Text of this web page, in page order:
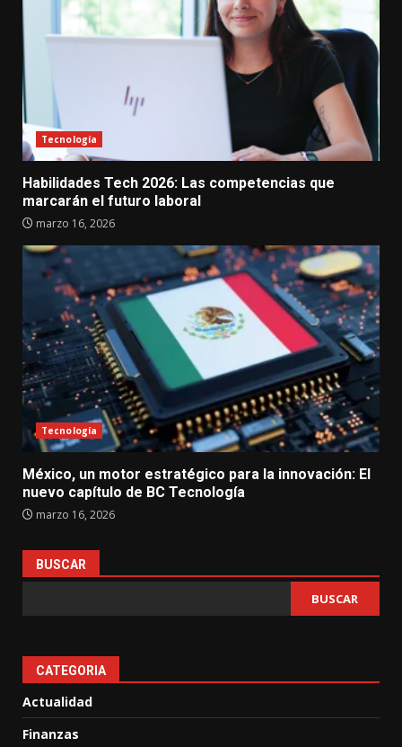
Tecnología
Habilidades Tech 2026: Las competencias que
marcarán el futuro laboral
marzo 16, 2026
Tecnología
México, un motor estratégico para la innovación: El
nuevo capítulo de BC Tecnología
marzo 16, 2026
BUSCAR
BUSCAR
CATEGORIA
Actualidad
Finanzas